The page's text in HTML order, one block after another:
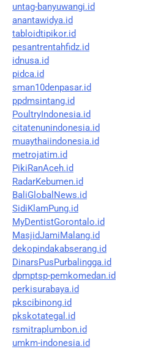
untag-banyuwangi.id
anantawidya.id
tabloidtipikor.id
pesantrentahfidz.id
idnusa.id
pidca.id
sman10denpasar.id
ppdmsintang.id
PoultryIndonesia.id
citatenunindonesia.id
muaythaiindonesia.id
metrojatim.id
PikiRanAceh.id
RadarKebumen.id
BaliGlobalNews.id
SidiKlamPung.id
MyDentistGorontalo.id
MasjidJamiMalang.id
dekopindakabserang.id
DinarsPusPurbalingga.id
dpmptsp-pemkomedan.id
perkisurabaya.id
pkscibinong.id
pkskotategal.id
rsmitraplumbon.id
umkm-indonesia.id